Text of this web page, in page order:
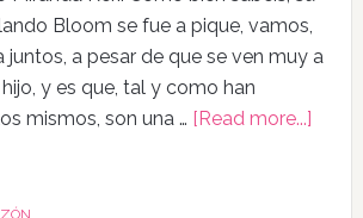
Bloom se fue a pique, vamos,
juntos, a pesar de que se ven muy a
y es que, tal y como han
mismos, son una … [Read more...]